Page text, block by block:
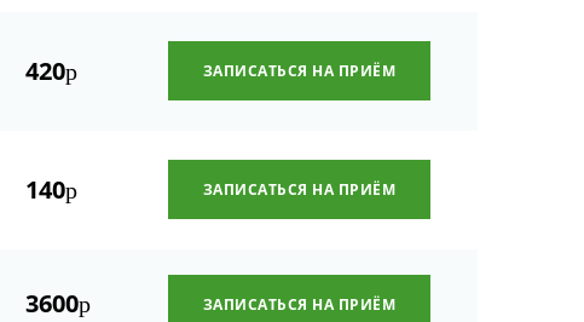
420р ЗАПИСАТЬСЯ НА ПРИЁМ
140р ЗАПИСАТЬСЯ НА ПРИЁМ
3600р ЗАПИСАТЬСЯ НА ПРИЁМ